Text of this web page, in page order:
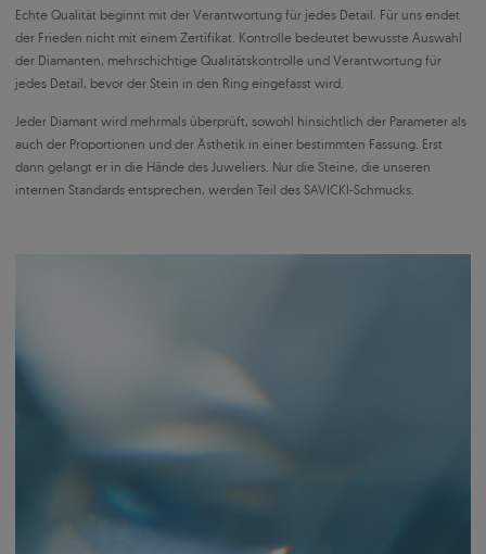
Echte Qualität beginnt mit der Verantwortung für jedes Detail. Für uns endet
der Frieden nicht mit einem Zertifikat. Kontrolle bedeutet bewusste Auswahl
der Diamanten, mehrschichtige Qualitätskontrolle und Verantwortung für
jedes Detail, bevor der Stein in den Ring eingefasst wird.
Jeder Diamant wird mehrmals überprüft, sowohl hinsichtlich der Parameter als
auch der Proportionen und der Ästhetik in einer bestimmten Fassung. Erst
dann gelangt er in die Hände des Juweliers. Nur die Steine, die unseren
internen Standards entsprechen, werden Teil des SAVICKI-Schmucks.